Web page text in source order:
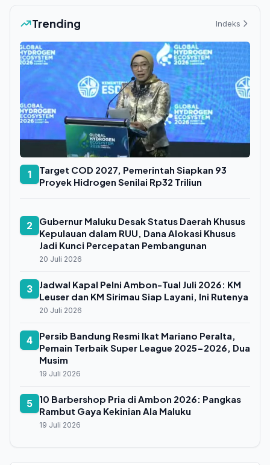
Trending Indeks
1
Target COD 2027, Pemerintah Siapkan 93
Proyek Hidrogen Senilai Rp32 Triliun
2
Gubernur Maluku Desak Status Daerah Khusus
Kepulauan dalam RUU, Dana Alokasi Khusus
Jadi Kunci Percepatan Pembangunan
20 Juli 2026
3
Jadwal Kapal Pelni Ambon-Tual Juli 2026: KM
Leuser dan KM Sirimau Siap Layani, Ini Rutenya
20 Juli 2026
4
Persib Bandung Resmi Ikat Mariano Peralta,
Pemain Terbaik Super League 2025-2026, Dua
Musim
19 Juli 2026
5
10 Barbershop Pria di Ambon 2026: Pangkas
Rambut Gaya Kekinian Ala Maluku
19 Juli 2026